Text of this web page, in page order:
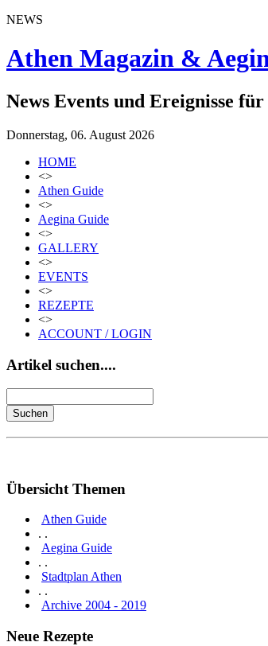
NEWS
Athen Magazin &
News Events und Ereignisse
Donnerstag, 06. August 2026
HOME
<>
Athen Guide
<>
Aegina Guide
<>
GALLERY
<>
EVENTS
<>
REZEPTE
<>
ACCOUNT / LOGIN
Artikel suchen....
Übersicht Themen
Athen Guide
. .
Aegina Guide
. .
Stadtplan Athen
. .
Archive 2004 - 2019
Neue Rezepte